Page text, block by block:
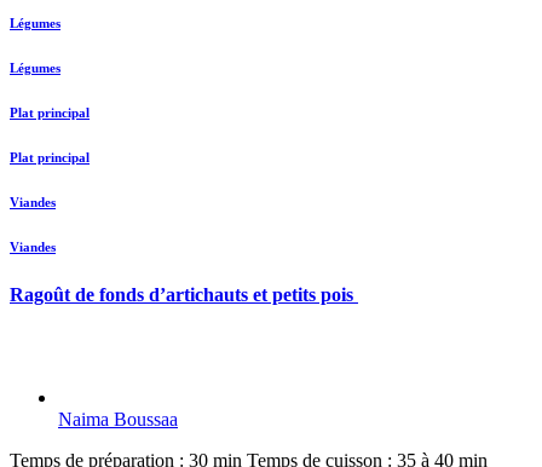
Légumes
Légumes
Plat principal
Plat principal
Viandes
Viandes
Ragoût de fonds d’artichauts et petits pois
Naima Boussaa
Temps de préparation : 30 min Temps de cuisson : 35 à 40 min